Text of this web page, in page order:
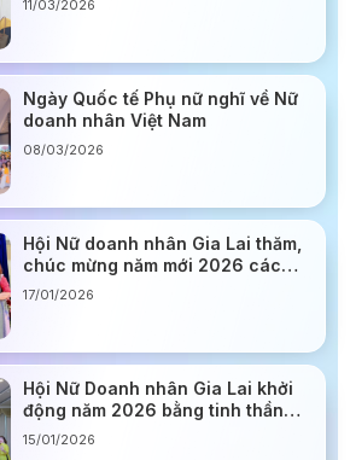
11/03/2026
Ngày Quốc tế Phụ nữ nghĩ về Nữ
doanh nhân Việt Nam
08/03/2026
Hội Nữ doanh nhân Gia Lai thăm,
chúc mừng năm mới 2026 các
ngân hàng hội viên
17/01/2026
Hội Nữ Doanh nhân Gia Lai khởi
động năm 2026 bằng tinh thần
đoàn kết và đổi mới
15/01/2026